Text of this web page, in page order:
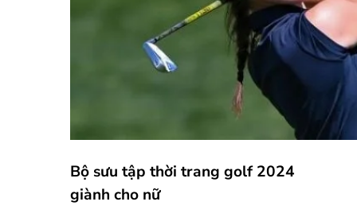
Bộ sưu tập thời trang golf 2024
giành cho nữ